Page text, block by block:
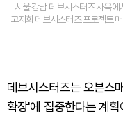
서울 강남 데브시스터즈 사옥
고지희 데브시스터즈 프로젝트
데브시스터즈는 오븐스
확장'에 집중한다는 계